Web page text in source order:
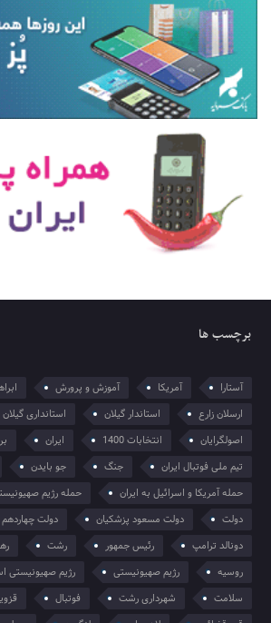
برچسب ها
آستارا آمریکا آموزش و پرورش
ارسلان زارع
استاندار گیلان استانداری گیلان
اصولگرایان
انتخابات 1400 ایران
تیم ملی فوتبال ایران
جنگ جو بایدن
حمله آمریکا و اسرائیل به ایران
حمله رژیم
دولت
دولت مسعود پزشکیان
دولت چهاردهم
دونالد ترامپ
رئیس جمهور رشت
روسیه
رژیم صهیونیستی
رژیم صهیونیستی
سلامت
شهرداری رشت فوتبال